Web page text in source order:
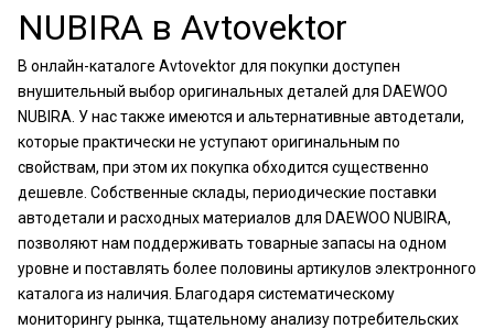
NUBIRA в Avtovektor
В онлайн-каталоге Avtovektor для покупки доступен
внушительный выбор оригинальных деталей для DAEWOO
NUBIRA. У нас также имеются и альтернативные автодетали,
которые практически не уступают оригинальным по
свойствам, при этом их покупка обходится существенно
дешевле. Собственные склады, периодические поставки
автодетали и расходных материалов для DAEWOO NUBIRA,
позволяют нам поддерживать товарные запасы на одном
уровне и поставлять более половины артикулов электронного
каталога из наличия. Благодаря систематическому
мониторингу рынка, тщательному анализу потребительских